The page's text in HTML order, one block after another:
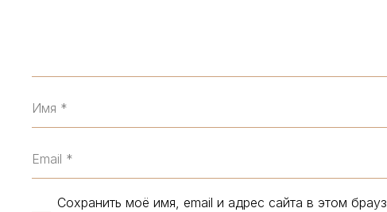
Сохранить моё имя, email и адрес сайта в этом